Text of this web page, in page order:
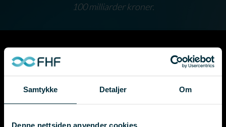
Samtykke Detaljer Om
Denne nettsiden anvender cookies
100 milliarder kroner.